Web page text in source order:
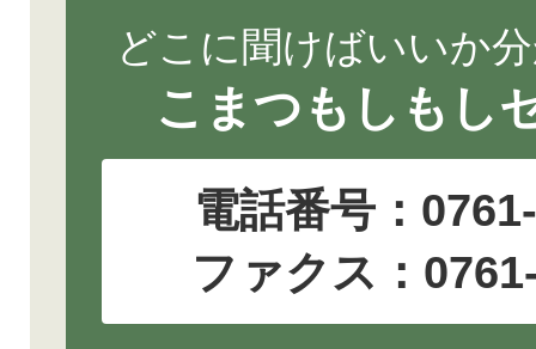
どこに聞けばいいか
こまつもしもし
電話番号：
ファクス：